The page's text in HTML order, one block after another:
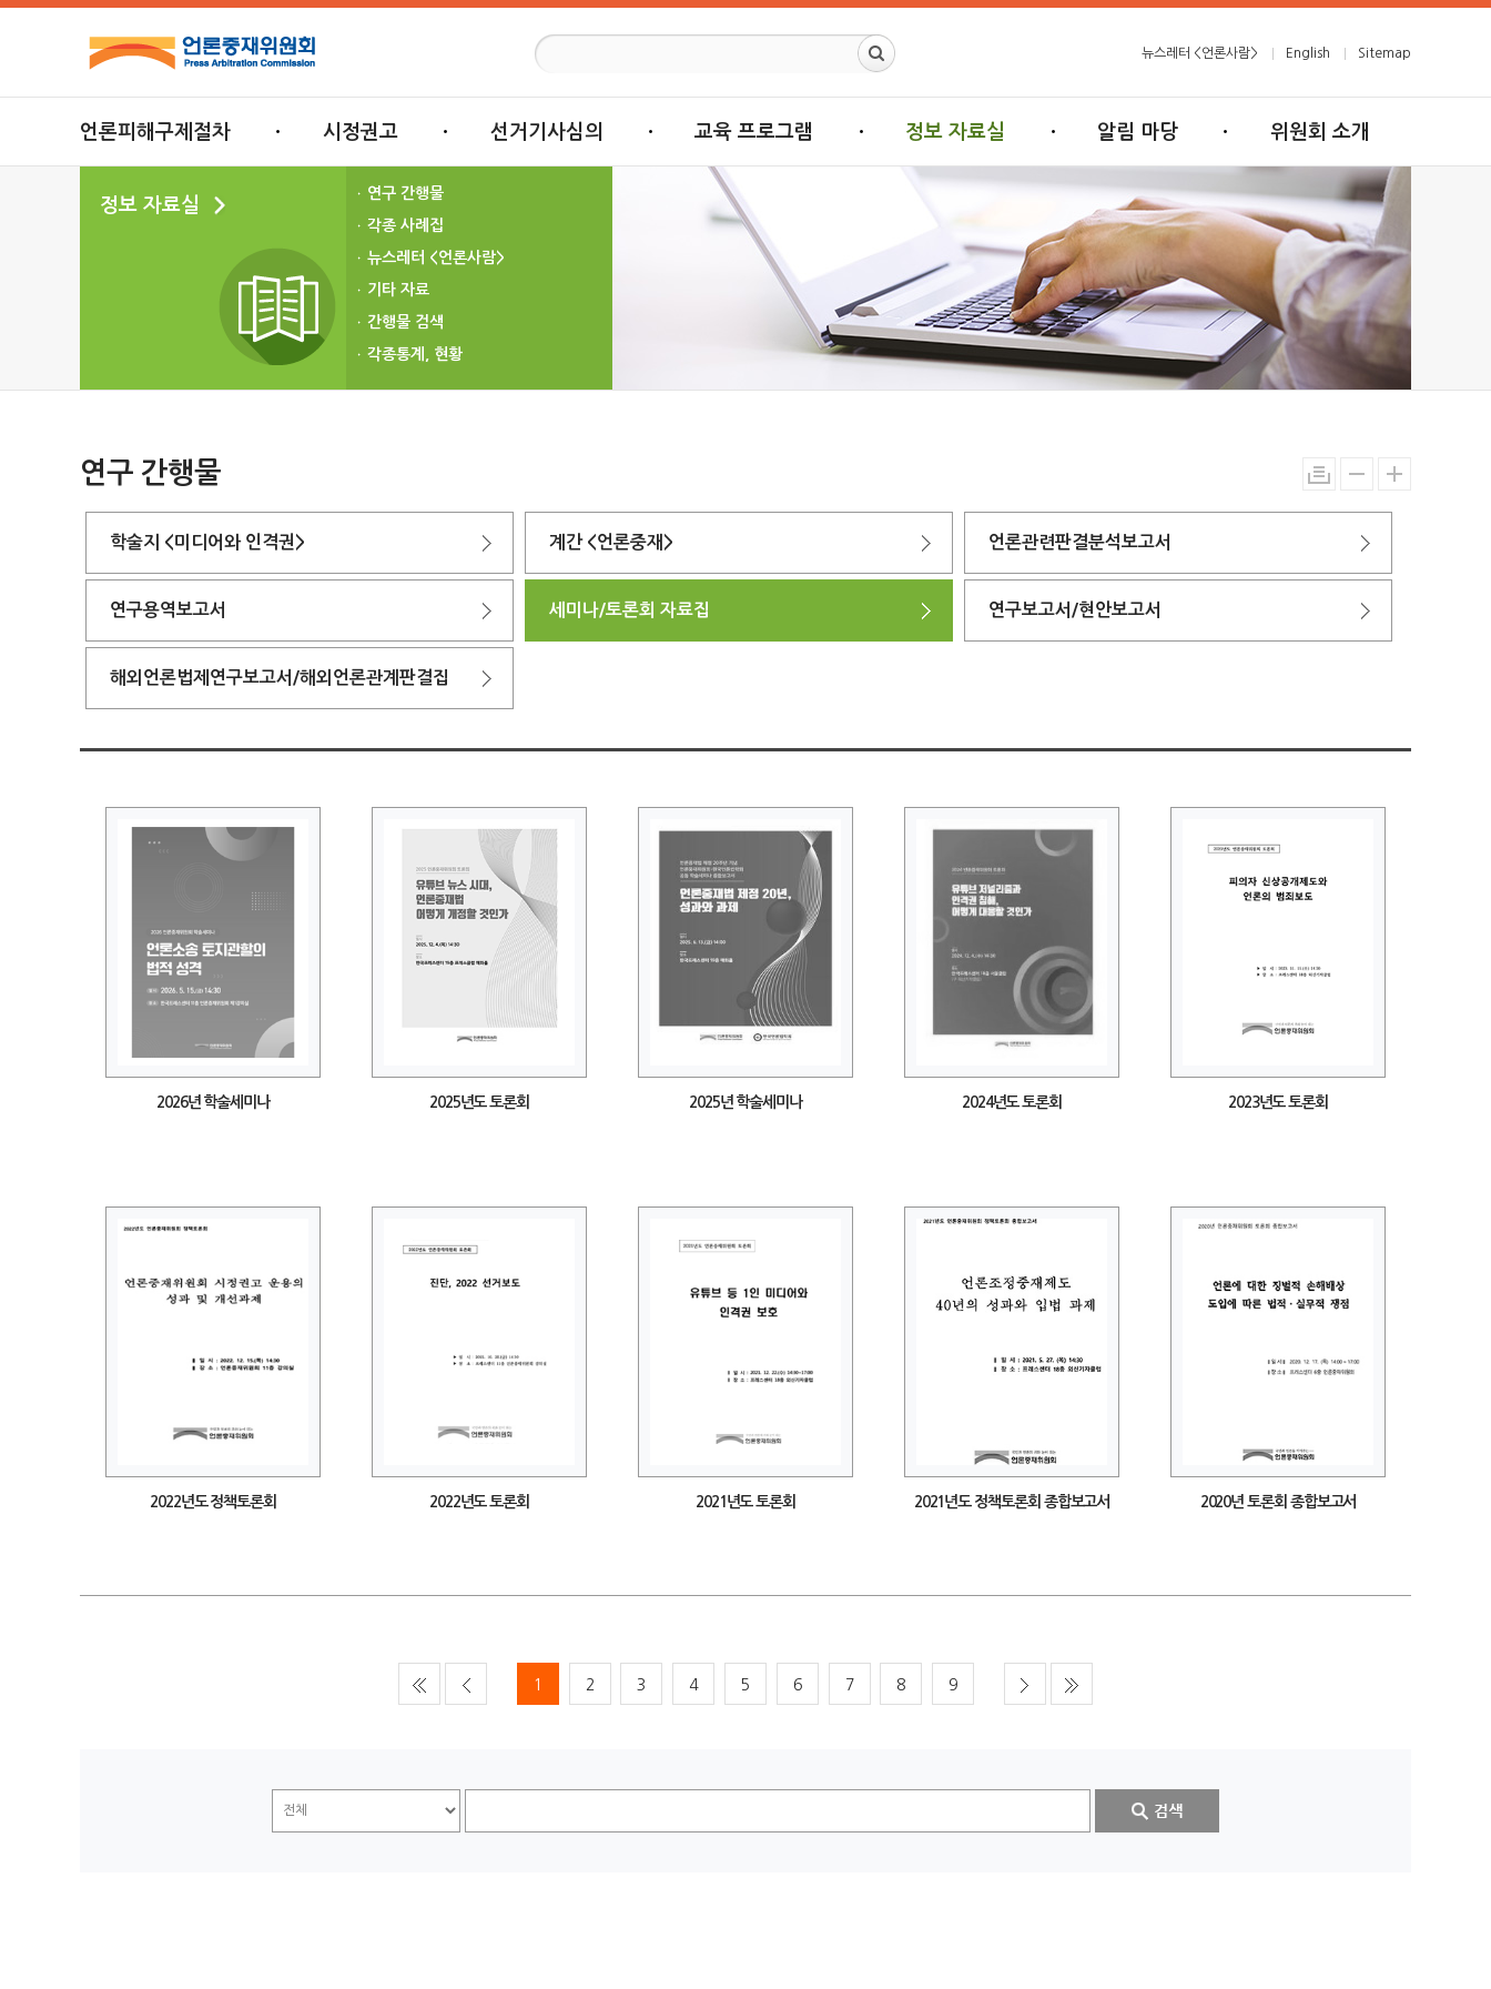
뉴스레터 <언론사람> English Sitemap
언론피해구제절차 시정권고 선거기사심의 교육 프로그램 정보 자료실 알림 마당 위원회 소개
정보 자료실
연구 간행물
각종 사례집
뉴스레터 <언론사람>
기타 자료
간행물 검색
각종통계, 현황
연구 간행물
학술지 <미디어와 인격권> 계간 <언론중재> 언론관련판결분석보고서
연구용역보고서 세미나/토론회 자료집 연구보고서/현안보고서
해외언론법제연구보고서/해외언론관계판결집
2026년 학술세미나 2025년도 토론회 2025년 학술세미나 2024년도 토론회 2023년도 토론회
2022년도 정책토론회 2022년도 토론회 2021년도 토론회 2021년도 정책토론회 종합보고서 2020년 토론회 종합보고서
1 2 3 4 5 6 7 8 9